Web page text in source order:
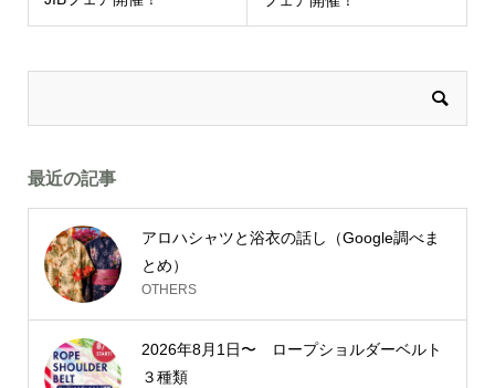
最近の記事
アロハシャツと浴衣の話し（Google調べま
とめ）
OTHERS
2026年8月1日〜 ロープショルダーベルト
３種類